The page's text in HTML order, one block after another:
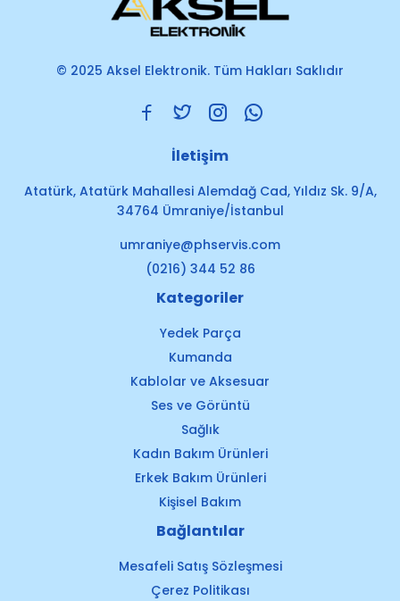
© 2025 Aksel Elektronik. Tüm Hakları Saklıdır
İletişim
Atatürk, Atatürk Mahallesi Alemdağ Cad, Yıldız Sk. 9/A,
34764 Ümraniye/İstanbul
umraniye@phservis.com
(0216) 344 52 86
Kategoriler
Yedek Parça
Kumanda
Kablolar ve Aksesuar
Ses ve Görüntü
Sağlık
Kadın Bakım Ürünleri
Erkek Bakım Ürünleri
Kişisel Bakım
Bağlantılar
Mesafeli Satış Sözleşmesi
Çerez Politikası